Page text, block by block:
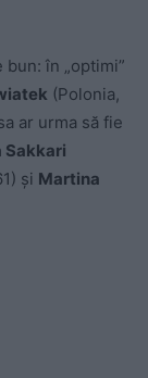
în „optimi”
(Polonia,
ar urma să fie
Sakkari
și Martina